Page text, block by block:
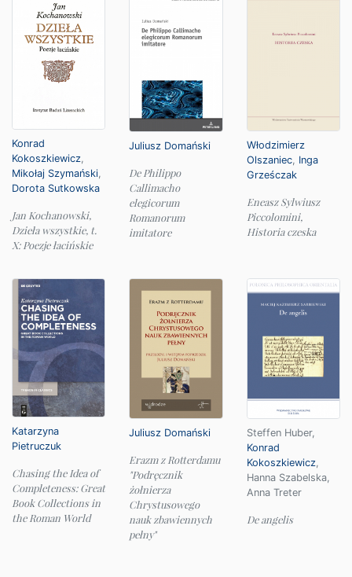
Konrad
Kokoszkiewicz,
Mikołaj Szymański,
Dorota Sutkowska
Jan Kochanowski,
Dzieła wszystkie, t.
X: Poezje łacińskie
Juliusz Domański
De Philippo
Callimacho
elegicorum
Romanorum
imitatore
Włodzimierz
Olszaniec, Inga
Grześczak
Eneasz Sylwiusz
Piccolomini,
Historia czeska
Katarzyna
Pietruczuk
Chasing the Idea of
Completeness: Great
Book Collections in
the Roman World
Juliusz Domański
Erazm z Rotterdamu
"Podręcznik
żołnierza
Chrystusowego
nauk zbawiennych
pełny"
Steffen Huber,
Konrad
Kokoszkiewicz,
Hanna Szabelska,
Anna Treter
De angelis